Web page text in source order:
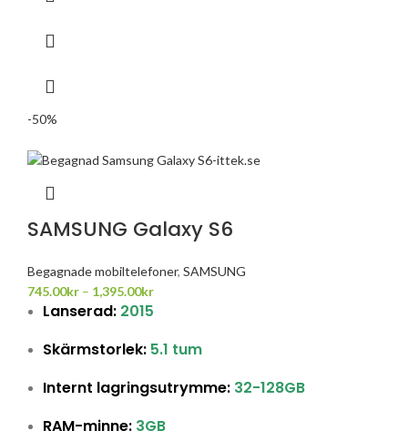
-50%
SAMSUNG Galaxy S6
Begagnade mobiltelefoner, SAMSUNG
745.00kr – 1,395.00kr
Lanserad: 2015
Skärmstorlek: 5.1 tum
Internt lagringsutrymme: 32-128GB
RAM-minne: 3GB